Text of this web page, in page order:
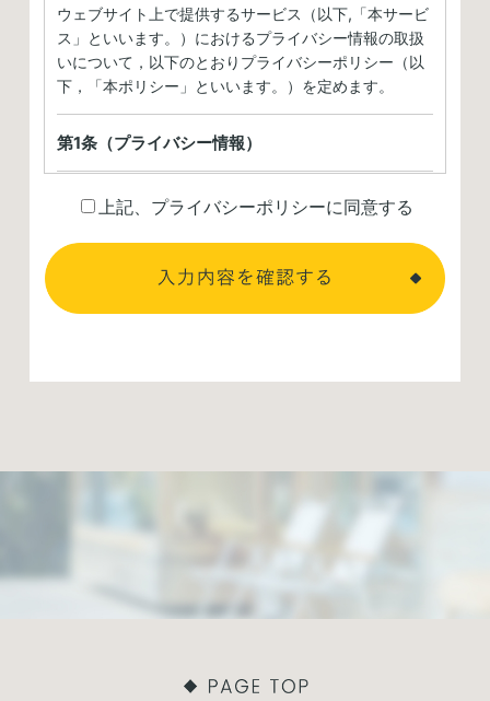
ウェブサイト上で提供するサービス（以下,「本サービ
ス」といいます。）におけるプライバシー情報の取扱
いについて，以下のとおりプライバシーポリシー（以
下，「本ポリシー」といいます。）を定めます。
第1条（プライバシー情報）
保護法にいう「個人情報」を指すものとし，生存する
個人に関する情報であって，当該情報に含まれる氏
等により特定の個人を識別できる情報を指します。
プライバシー情報のうち「履歴情報および特性情報」
ご覧になったページや広告の履歴，ユーザーが検索さ
第２条（プライバシー情報の収集方法）
当社は，ユーザーが利用登録をする際に氏名，生年月
日，住所，電話番号，メールアドレス，銀行口座番
と提携先などとの間でなされたユーザーの個人情報を
上記、プライバシーポリシーに同意する